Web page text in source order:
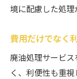
境に配慮した処理
費用だけでなく
廃油処理サービ
く、利便性も重